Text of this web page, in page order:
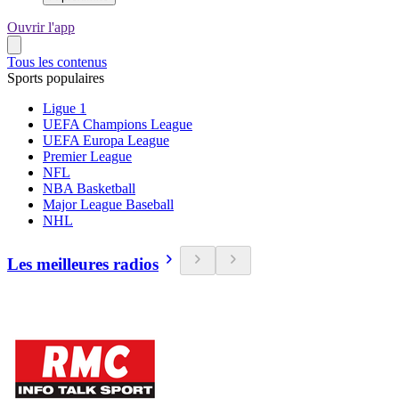
Ouvrir l'app
Tous les contenus
Sports populaires
Ligue 1
UEFA Champions League
UEFA Europa League
Premier League
NFL
NBA Basketball
Major League Baseball
NHL
Les meilleures radios